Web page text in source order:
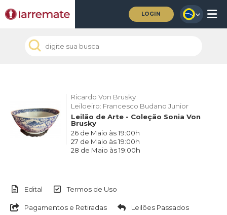
LOGIN
Ricardo Von Brusky
Leiloeiro: Francesco Budano Junior
Leilão de Arte - Coleção Sonia Von
Brusky
26 de Maio às 19:00h
27 de Maio às 19:00h
28 de Maio às 19:00h
Edital Termos de Uso
Pagamentos e Retiradas Leilões Passados